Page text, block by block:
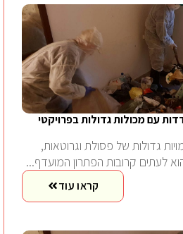
עם מכולות גדולות בפרויקטי
גדולות של פסולת וגרוטאות,
לעתים קרובות הפתרון המועדף...
קראו עוד